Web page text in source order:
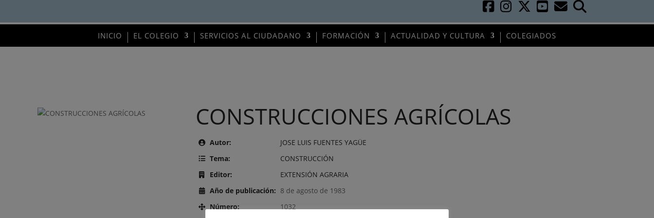
INICIO EL COLEGIO SERVICIOS AL CIUDADANO FORMACIÓN ACTUALIDAD Y CULTURA COLEGIADOS
CONSTRUCCIONES AGRÍCOLAS
Autor:
JOSE LUIS FUENTES YAGÜE
Tema:
CONSTRUCCIÓN
Editor:
EXTENSIÓN AGRARIA
Año de publicación: 8 de agosto de 1983
Número:
1032